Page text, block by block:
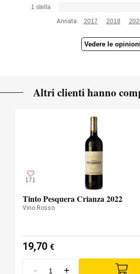
1 stella
Annata:
2017 2018
Vedere le opinioni
Altri clienti hanno
171
Tinto Pesquera Crianza 2022
Vino Rosso
19,70 €
- +